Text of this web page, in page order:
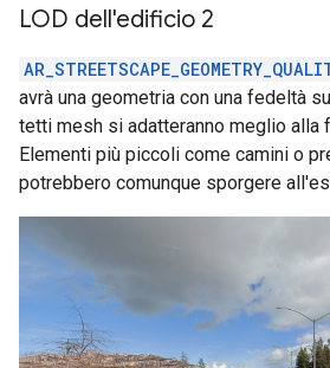
LOD dell'edificio 2
avrà una geometria con una fedeltà
tetti mesh si adatteranno meglio alla
Elementi più piccoli come camini o
potrebbero comunque sporgere